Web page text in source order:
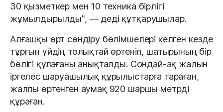
30 қызметкер мен 10 техника бірлігі
жұмылдырылды", — деді құтқарушылар.
Алғашқы өрт сөндіру бөлімшелері келген кезде
тұрғын үйдің толықтай өртеніп, шатырының бір
бөлігі құлағаны анықталды. Сондай-ақ жалын
іргелес шаруашылық құрылыстарға тараған,
жалпы өртенген аумақ 920 шаршы метрді
құраған.